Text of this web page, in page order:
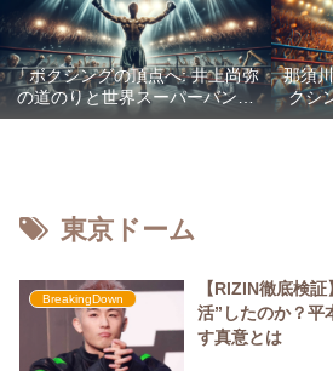
「ボクシングの頂点へ: 井上尚弥
の道のりと世界スーパーバンタ
ム級統一戦の全貌」
那須
クシ
東京ドーム
BreakingDown
【RIZIN徹底検
活”したのか？平
す真意とは